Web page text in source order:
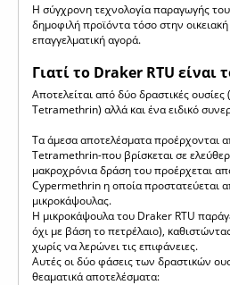
Η σύγχρονη τεχνολογία παραγωγής
δημοφιλή προϊόντα τόσο στην
επαγγελματική αγορά.
Γιατί το Draker RTU είναι
Αποτελείται από δύο δραστικές
Tetramethrin) αλλά και ένα ειδικό
Τα άμεσα αποτελέσματα προέρχονται
Tetramethrin-που βρίσκεται σε
μακροχρόνια δράση του προέρχεται
Cypermethrin η οποία προστατεύεται
μικροκάψουλας.
Η μικροκάψουλα του Draker RTU
όχι με βάση το πετρέλαιο),
χωρίς να λερώνει τις επιφάνειες.
Αυτές οι δύο φάσεις των δραστικών
θεαματικά αποτελέσματα: